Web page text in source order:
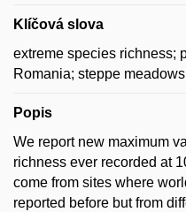
Klíčová slova
extreme species richness;
Romania; steppe
Popis
We report new maximum
richness ever recorded at
come from sites where
reported before but from